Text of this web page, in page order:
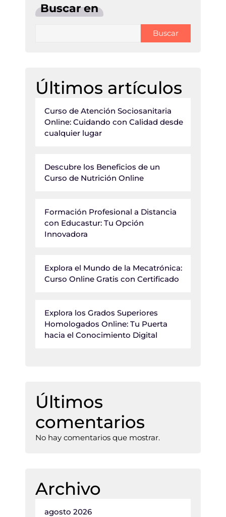
Buscar en
Buscar
Últimos artículos
Curso de Atención Sociosanitaria
Online: Cuidando con Calidad desde
cualquier lugar
Descubre los Beneficios de un
Curso de Nutrición Online
Formación Profesional a Distancia
con Educastur: Tu Opción
Innovadora
Explora el Mundo de la Mecatrónica:
Curso Online Gratis con Certificado
Explora los Grados Superiores
Homologados Online: Tu Puerta
hacia el Conocimiento Digital
Últimos
comentarios
No hay comentarios que mostrar.
Archivo
agosto 2026